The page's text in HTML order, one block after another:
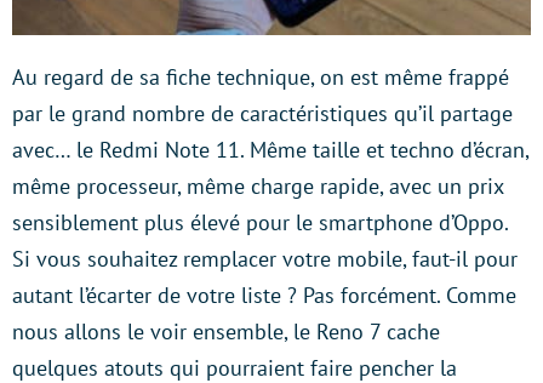
Au regard de sa fiche technique, on est même frappé
par le grand nombre de caractéristiques qu’il partage
avec… le Redmi Note 11. Même taille et techno d’écran,
même processeur, même charge rapide, avec un prix
sensiblement plus élevé pour le smartphone d’Oppo.
Si vous souhaitez remplacer votre mobile, faut-il pour
autant l’écarter de votre liste ? Pas forcément. Comme
nous allons le voir ensemble, le Reno 7 cache
quelques atouts qui pourraient faire pencher la